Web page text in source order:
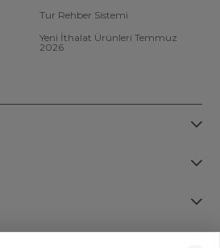
Tur Rehber Sistemi
Yeni İthalat Ürünleri Temmuz
2026